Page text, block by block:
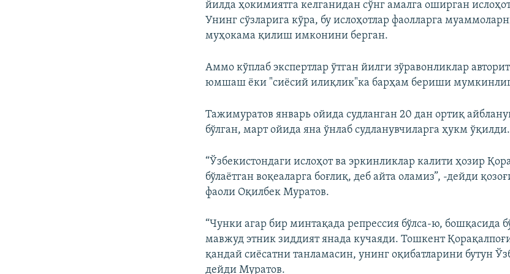
йилда ҳокимиятга келганидан сўнг амалга оширган
Унинг сўзларига кўра, бу ислоҳотлар фаолларга
муҳокама қилиш имконини берган.
Аммо кўплаб экспертлар ўтган йилги зўравонликлар
юмшаш ёки "сиёсий илиқлик"ка барҳам бериши
Тажимуратов январь ойида судланган 20 дан ортиқ
бўлган, март ойида яна ўнлаб судланувчиларга ҳукм ўқилди.
“Ўзбекистондаги ислоҳот ва эркинликлар калити ҳозир
бўлаётган воқеаларга боғлиқ, деб айта оламиз”, -дейди
фаоли Оқилбек Муратов.
“Чунки агар бир минтақада репрессия бўлса-ю, бошқасида
мавжуд этник зиддият янада кучаяди. Тошкент
қандай сиёсатни танламасин, унинг оқибатларини бутун
дейди Муратов.